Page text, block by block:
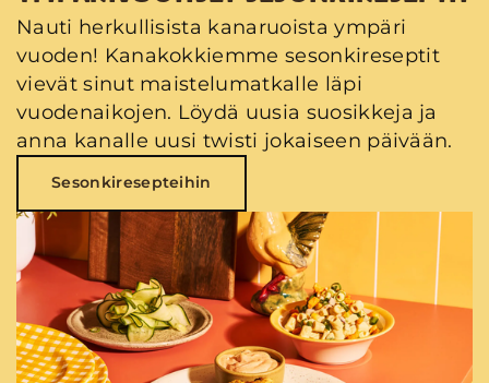
Nauti herkullisista kanaruoista ympäri
vuoden! Kanakokkiemme sesonkireseptit
vievät sinut maistelumatkalle läpi
vuodenaikojen. Löydä uusia suosikkeja ja
anna kanalle uusi twisti jokaiseen päivään.
Sesonkiresepteihin